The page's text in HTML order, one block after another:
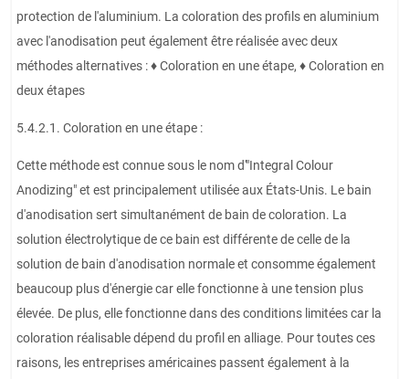
protection de l'aluminium. La coloration des profils en aluminium
avec l'anodisation peut également être réalisée avec deux
méthodes alternatives : ♦ Coloration en une étape, ♦ Coloration en
deux étapes
5.4.2.1. Coloration en une étape :
Cette méthode est connue sous le nom d'"Integral Colour
Anodizing" et est principalement utilisée aux États-Unis. Le bain
d'anodisation sert simultanément de bain de coloration. La
solution électrolytique de ce bain est différente de celle de la
solution de bain d'anodisation normale et consomme également
beaucoup plus d'énergie car elle fonctionne à une tension plus
élevée. De plus, elle fonctionne dans des conditions limitées car la
coloration réalisable dépend du profil en alliage. Pour toutes ces
raisons, les entreprises américaines passent également à la